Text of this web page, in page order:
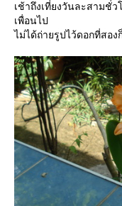
เช้าถึงเที่ยงวันละสามชั่
เพื่อนไป
ไม่ได้ถ่ายรูปไว้ดอกที่สอ